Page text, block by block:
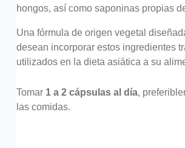
hongos, así como saponinas propias
Una fórmula de origen vegetal
desean incorporar estos ingredientes
utilizados en la dieta asiática a su
Tomar 1 a 2 cápsulas al día,
las comidas.